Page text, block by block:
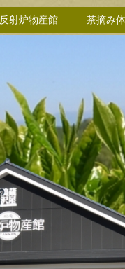
反射炉物産館 茶摘み